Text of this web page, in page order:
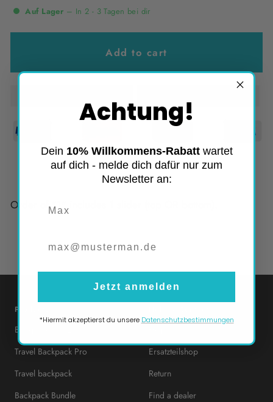
Auf Lager – In 2 - 3 Tagen bei dir
Add to cart
Order of "1" includes 1 slider (top OR bottom).
Products
Backpack Pro 2
Travel Backpack Pro
Travel backpack
Backpack Bundle
Ersatzteilshop
Return
Find a dealer
Achtung!
Dein 10% Willkommens-Rabattwartet
auf dich - melde dich dafür nur zum
Newsletter an:
Jetzt anmelden
*Hiermit akzeptierst du unsere Datenschutzbestimmungen